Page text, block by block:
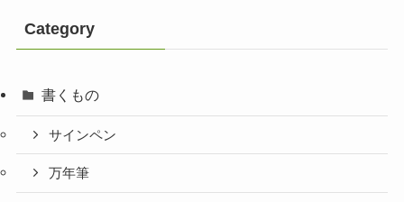
Category
書くもの
サインペン
万年筆